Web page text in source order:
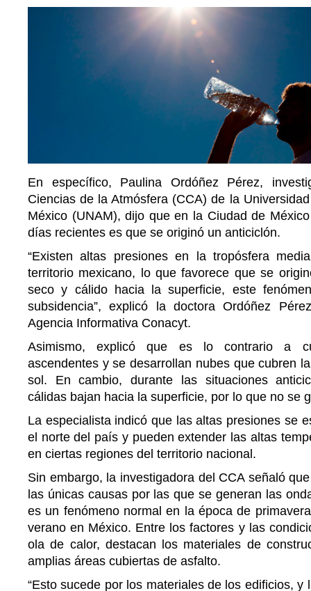
En específico, Paulina Ordóñez Pérez,
Ciencias de la Atmósfera (CCA) de la
México (UNAM), dijo que en la Ciudad de
días recientes es que se originó un anticiclón.
“Existen altas presiones en la tropósfera
territorio mexicano, lo que favorece que se
seco y cálido hacia la superficie, este
subsidencia”, explicó la doctora Ordóñez
Agencia Informativa Conacyt.
Asimismo, explicó que es lo contrario a
ascendentes y se desarrollan nubes que cubren
sol. En cambio, durante las situaciones
cálidas bajan hacia la superficie, por lo que no se
La especialista indicó que las altas presiones se
el norte del país y pueden extender las altas
en ciertas regiones del territorio nacional.
Sin embargo, la investigadora del CCA señaló
las únicas causas por las que se generan las
es un fenómeno normal en la época de
verano en México. Entre los factores y las
ola de calor, destacan los materiales de
amplias áreas cubiertas de asfalto.
“Esto sucede por los materiales de los edificios, y